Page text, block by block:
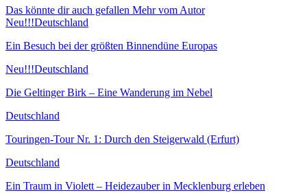
Das könnte dir auch gefallen Mehr vom Autor
Neu!!!Deutschland
Ein Besuch bei der größten Binnendüne Europas
Neu!!!Deutschland
Die Geltinger Birk – Eine Wanderung im Nebel
Deutschland
Touringen-Tour Nr. 1: Durch den Steigerwald (Erfurt)
Deutschland
Ein Traum in Violett – Heidezauber in Mecklenburg erleben